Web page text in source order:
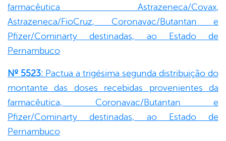
farmacêutica Astrazeneca/Covax,
Astrazeneca/FioCruz, Coronavac/Butantan e
Pfizer/Cominarty destinadas, ao Estado de
Pernambuco
Nº 5523: Pactua a trigésima segunda distribuição do
montante das doses recebidas provenientes da
farmacêutica, Coronavac/Butantan e
Pfizer/Cominarty destinadas, ao Estado de
Pernambuco